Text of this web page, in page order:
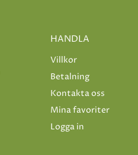
HANDLA
Villkor
Betalning
Kontakta oss
Mina favoriter
Logga in